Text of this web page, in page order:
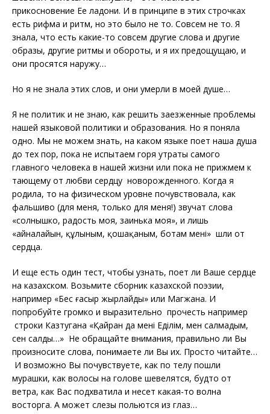
прикосновение Ее ладони. И в принципе в этих строчках
есть рифма и ритм, но это было не то. Совсем не то. Я
знала, что есть какие-то совсем другие слова и другие
образы, другие ритмы и обороты, и я их предощущаю, и
они просятся наружу…
Но я не знала этих слов, и они умерли в моей душе…
Я не политик и не знаю, как решить заезженные проблемы
нашей языковой политики и образования. Но я поняла
одно. Мы не можем знать, на каком языке поет наша душа
до тех пор, пока не испытаем горя утраты самого
главного человека в нашей жизни или пока не прижмем к
тающему от любви сердцу новорожденного. Когда я
родила, то на физическом уровне почувствовала, как
фальшиво (для меня, только для меня!) звучат слова
«солнышко, радость моя, заинька моя», и лишь
«айналайын, құлыным, қошақаным, ботам менің» шли от
сердца.
И еще есть один тест, чтобы узнать, поет ли Ваше сердце
на казахском. Возьмите сборник казахской поэзии,
например «Бес ғасыр жырлайды» или Магжана. И
попробуйте громко и выразительно прочесть например
строки Казтугана «Қайран да менің Еділім, мен салмадым,
сен салдың…» Не обращайте внимания, правильно ли Вы
произносите слова, понимаете ли Вы их. Просто читайте…
И возможно Вы почувствуете, как по телу пошли
мурашки, как волосы на голове шевелятся, будто от
ветра, как Вас подхватила и несет какая-то волна
восторга. А может слезы польются из глаз…